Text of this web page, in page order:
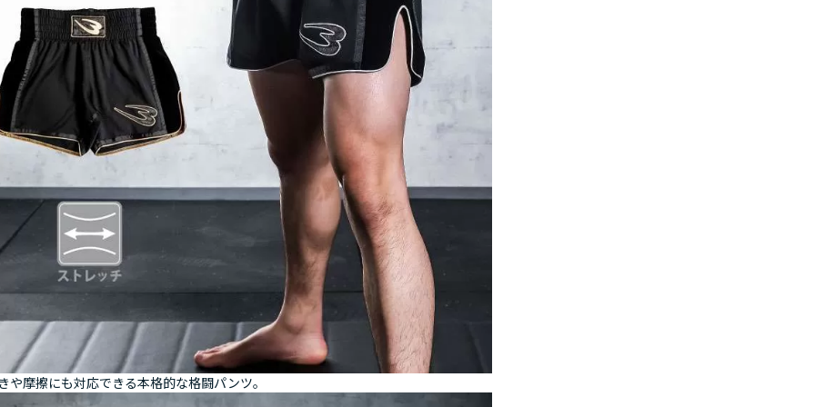
や摩擦にも対応できる本格的な格闘パンツ。